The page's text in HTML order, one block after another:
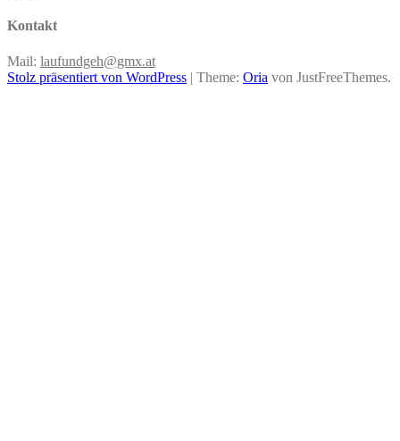
Kontakt
Mail: laufundgeh@gmx.at
Stolz präsentiert von WordPress | Theme: Oria von JustFreeThemes.